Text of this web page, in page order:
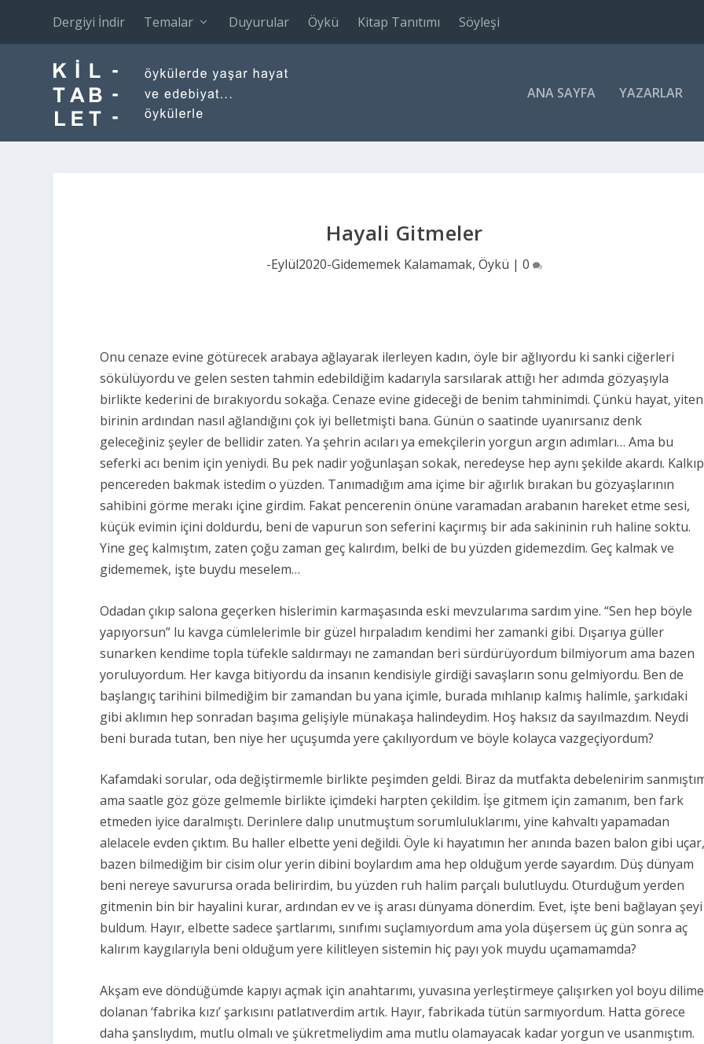
Dergiyi İndir Temalar Duyurular Öykü Kitap Tanıtımı Söyleşi
ANA SAYFA YAZARLAR
Hayali Gitmeler
-Eylül2020-Gidememek Kalamamak,Öykü |0
Onu cenaze evine götürecek arabaya ağlayarak ilerleyen kadın, öyle bir ağlıyordu ki sanki ciğerleri
sökülüyordu ve gelen sesten tahmin edebildiğim kadarıyla sarsılarak attığı her adımda gözyaşıyla
birlikte kederini de bırakıyordu sokağa. Cenaze evine gideceği de benim tahminimdi. Çünkü hayat, yiten
birinin ardından nasıl ağlandığını çok iyi belletmişti bana. Günün o saatinde uyanırsanız denk
geleceğiniz şeyler de bellidir zaten. Ya şehrin acıları ya emekçilerin yorgun argın adımları… Ama bu
seferki acı benim için yeniydi. Bu pek nadir yoğunlaşan sokak, neredeyse hep aynı şekilde akardı. Kalkıp
pencereden bakmak istedim o yüzden. Tanımadığım ama içime bir ağırlık bırakan bu gözyaşlarının
sahibini görme merakı içine girdim. Fakat pencerenin önüne varamadan arabanın hareket etme sesi,
küçük evimin içini doldurdu, beni de vapurun son seferini kaçırmış bir ada sakininin ruh haline soktu.
Yine geç kalmıştım, zaten çoğu zaman geç kalırdım, belki de bu yüzden gidemezdim. Geç kalmak ve
gidememek, işte buydu meselem…
Odadan çıkıp salona geçerken hislerimin karmaşasında eski mevzularıma sardım yine. “Sen hep böyle
yapıyorsun” lu kavga cümlelerimle bir güzel hırpaladım kendimi her zamanki gibi. Dışarıya güller
sunarken kendime topla tüfekle saldırmayı ne zamandan beri sürdürüyordum bilmiyorum ama bazen
yoruluyordum. Her kavga bitiyordu da insanın kendisiyle girdiği savaşların sonu gelmiyordu. Ben de
başlangıç tarihini bilmediğim bir zamandan bu yana içimle, burada mıhlanıp kalmış halimle, şarkıdaki
gibi aklımın hep sonradan başıma gelişiyle münakaşa halindeydim. Hoş haksız da sayılmazdım. Neydi
beni burada tutan, ben niye her uçuşumda yere çakılıyordum ve böyle kolayca vazgeçiyordum?
Kafamdaki sorular, oda değiştirmemle birlikte peşimden geldi. Biraz da mutfakta debelenirim
ama saatle göz göze gelmemle birlikte içimdeki harpten çekildim. İşe gitmem için zamanım, ben fark
etmeden iyice daralmıştı. Derinlere dalıp unutmuştum sorumluluklarımı, yine kahvaltı yapamadan
alelacele evden çıktım. Bu haller elbette yeni değildi. Öyle ki hayatımın her anında bazen balon gibi
bazen bilmediğim bir cisim olur yerin dibini boylardım ama hep olduğum yerde sayardım. Düş dünyam
beni nereye savurursa orada belirirdim, bu yüzden ruh halim parçalı bulutluydu. Oturduğum yerden
gitmenin bin bir hayalini kurar, ardından ev ve iş arası dünyama dönerdim. Evet, işte beni bağlayan şeyi
buldum. Hayır, elbette sadece şartlarımı, sınıfımı suçlamıyordum ama yola düşersem üç gün sonra aç
kalırım kaygılarıyla beni olduğum yere kilitleyen sistemin hiç payı yok muydu uçamamamda?
Akşam eve döndüğümde kapıyı açmak için anahtarımı, yuvasına yerleştirmeye çalışırken yol boyu dilime
dolanan ‘fabrika kızı’ şarkısını patlatıverdim artık. Hayır, fabrikada tütün sarmıyordum. Hatta görece
daha şanslıydım, mutlu olmalı ve şükretmeliydim ama mutlu olamayacak kadar yorgun ve usanmıştım.